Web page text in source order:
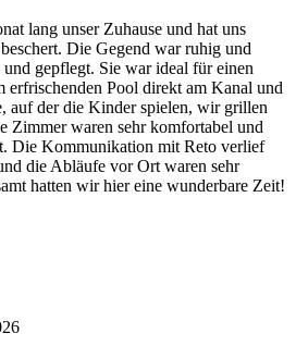
lang unser Zuhause und hat uns
Die Gegend war ruhig und
gepflegt. Sie war ideal für einen
erfrischenden Pool direkt am Kanal und
auf der die Kinder spielen, wir grillen
Zimmer waren sehr komfortabel und
Die Kommunikation mit Reto verlief
die Abläufe vor Ort waren sehr
hatten wir hier eine wunderbare Zeit!